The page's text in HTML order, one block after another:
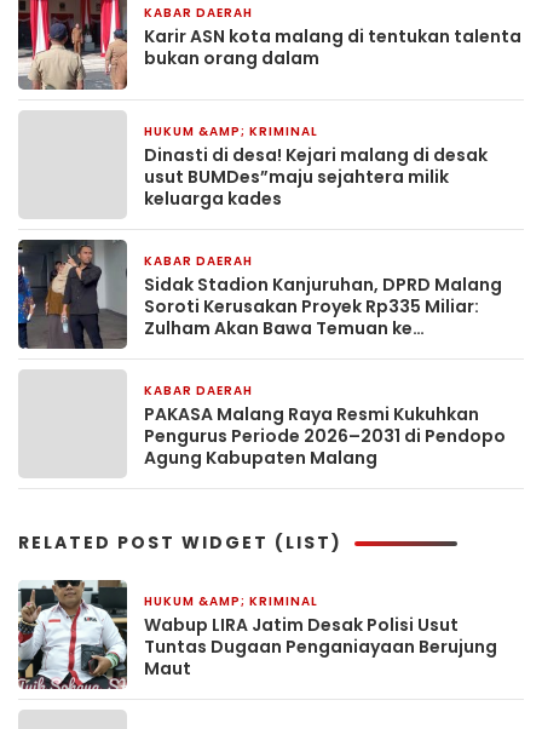
KABAR DAERAH
Karir ASN kota malang di tentukan talenta
bukan orang dalam
HUKUM &AMP; KRIMINAL
Dinasti di desa! Kejari malang di desak
usut BUMDes”maju sejahtera milik
keluarga kades
KABAR DAERAH
Sidak Stadion Kanjuruhan, DPRD Malang
Soroti Kerusakan Proyek Rp335 Miliar:
Zulham Akan Bawa Temuan ke
KABAR DAERAH
PAKASA Malang Raya Resmi Kukuhkan
Pengurus Periode 2026–2031 di Pendopo
Agung Kabupaten Malang
RELATED POST WIDGET (LIST)
HUKUM &AMP; KRIMINAL
Wabup LIRA Jatim Desak Polisi Usut
Tuntas Dugaan Penganiayaan Berujung
Maut